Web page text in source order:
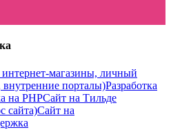
интернет-магазины, личный
порталы)Разработка
на PHPСайт на Тильде
сайта)Сайт на